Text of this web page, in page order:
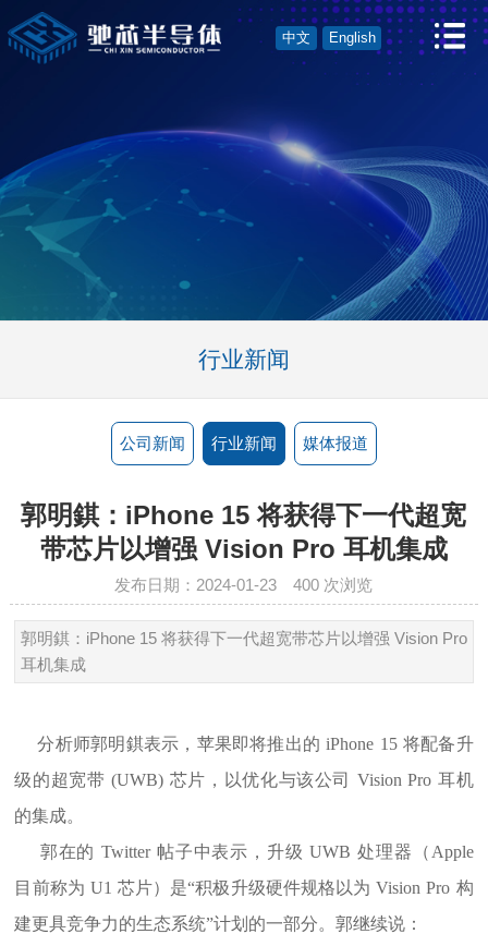
中文 English
行业新闻
公司新闻 行业新闻 媒体报道
郭明錤：iPhone 15 将获得下一代超宽
带芯片以增强 Vision Pro 耳机集成
发布日期：2024-01-23400 次浏览
郭明錤：iPhone 15 将获得下一代超宽带芯片以增强 Vision Pro
耳机集成
分析师郭明錤表示，苹果即将推出的 iPhone 15 将配备升
级的超宽带 (UWB) 芯片，以优化与该公司 Vision Pro 耳机
的集成。
郭在的 Twitter 帖子中表示，升级 UWB 处理器（Apple
目前称为 U1 芯片）是“积极升级硬件规格以为 Vision Pro 构
建更具竞争力的生态系统”计划的一部分。郭继续说：